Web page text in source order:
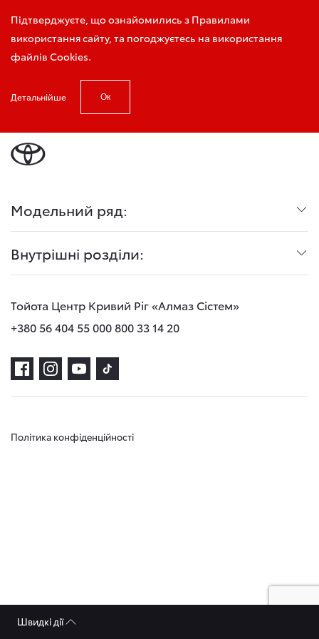
Підтверджуєте, що ознайомились з Правилами
використання сайту, та погоджуєтесь на використання
файлів Cookies.
Детальнійше Ок
Запис на тест-драйв
Швидкі дії
Головна TradePage
Модельний ряд:
Внутрішні розділи:
Тойота Центр Кривий Ріг «Алмаз Сістем»
+380 56 404 55 000 800 33 14 20
Політика конфіденційності